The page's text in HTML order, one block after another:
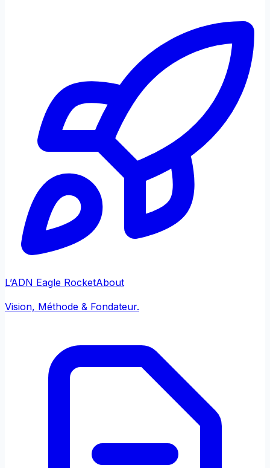
L’ADN Eagle RocketAbout
Vision, Méthode & Fondateur.